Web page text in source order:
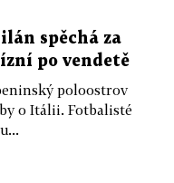
spěchá za
po vendetě
poloostrov
o Itálii. Fotbalisté